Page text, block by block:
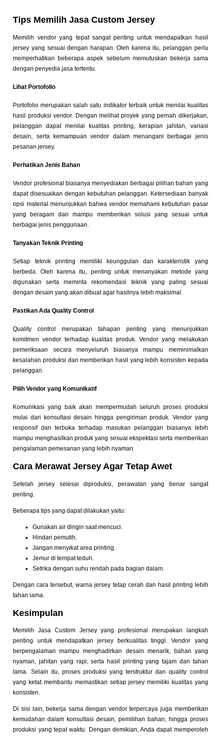
Tips Memilih Jasa Custom Jersey
Memilih vendor yang tepat sangat penting untuk mendapatkan hasil
jersey yang sesuai dengan harapan. Oleh karena itu, pelanggan perlu
memperhatikan beberapa aspek sebelum memutuskan bekerja sama
dengan penyedia jasa tertentu.
Lihat Portofolio
Portofolio merupakan salah satu indikator terbaik untuk menilai kualitas
hasil produksi vendor. Dengan melihat proyek yang pernah dikerjakan,
pelanggan dapat menilai kualitas printing, kerapian jahitan, variasi
desain, serta kemampuan vendor dalam menangani berbagai jenis
pesanan jersey.
Perhatikan Jenis Bahan
Vendor profesional biasanya menyediakan berbagai pilihan bahan yang
dapat disesuaikan dengan kebutuhan pelanggan. Ketersediaan banyak
opsi material menunjukkan bahwa vendor memahami kebutuhan pasar
yang beragam dan mampu memberikan solusi yang sesuai untuk
berbagai jenis penggunaan.
Tanyakan Teknik Printing
Setiap teknik printing memiliki keunggulan dan karakteristik yang
berbeda. Oleh karena itu, penting untuk menanyakan metode yang
digunakan serta meminta rekomendasi teknik yang paling sesuai
dengan desain yang akan dibuat agar hasilnya lebih maksimal.
Pastikan Ada Quality Control
Quality control merupakan tahapan penting yang menunjukkan
komitmen vendor terhadap kualitas produk. Vendor yang melakukan
pemeriksaan secara menyeluruh biasanya mampu meminimalkan
kesalahan produksi dan memberikan hasil yang lebih konsisten kepada
pelanggan.
Pilih Vendor yang Komunikatif
Komunikasi yang baik akan mempermudah seluruh proses produksi
mulai dari konsultasi desain hingga pengiriman produk. Vendor yang
responsif dan terbuka terhadap masukan pelanggan biasanya lebih
mampu menghasilkan produk yang sesuai ekspektasi serta memberikan
pengalaman pemesanan yang lebih nyaman.
Cara Merawat Jersey Agar Tetap Awet
Setelah jersey selesai diproduksi, perawatan yang benar sangat
penting.
Beberapa tips yang dapat dilakukan yaitu:
Gunakan air dingin saat mencuci.
Hindari pemutih.
Jangan menyikat area printing.
Jemur di tempat teduh.
Setrika dengan suhu rendah pada bagian dalam.
Dengan cara tersebut, warna jersey tetap cerah dan hasil printing lebih
tahan lama.
Kesimpulan
Memilih Jasa Custom Jersey yang profesional merupakan langkah
penting untuk mendapatkan jersey berkualitas tinggi. Vendor yang
berpengalaman mampu menghadirkan desain menarik, bahan yang
nyaman, jahitan yang rapi, serta hasil printing yang tajam dan tahan
lama. Selain itu, proses produksi yang terstruktur dan quality control
yang ketat membantu memastikan setiap jersey memiliki kualitas yang
konsisten.
Di sisi lain, bekerja sama dengan vendor terpercaya juga memberikan
kemudahan dalam konsultasi desain, pemilihan bahan, hingga proses
produksi yang tepat waktu. Dengan demikian, Anda dapat memperoleh